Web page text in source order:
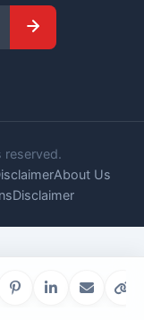
Subscribe
reserved.
About Us
Disclaimer